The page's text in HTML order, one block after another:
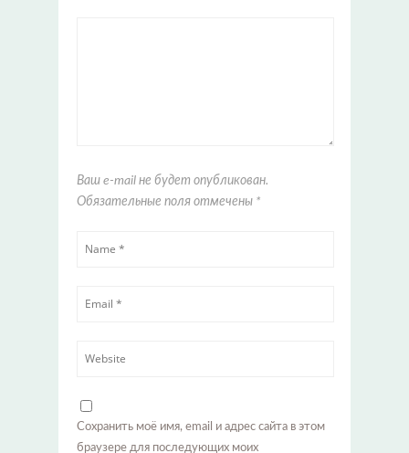
Ваш e-mail не будет опубликован.
Обязательные поля отмечены *
Сохранить моё имя, email и адрес сайта в этом
браузере для последующих моих